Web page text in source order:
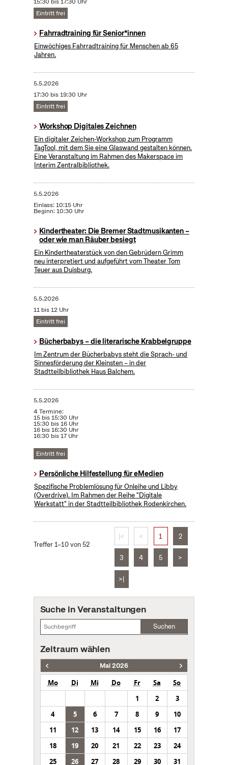
15:30 bis 17:30 Uhr
Eintritt frei
Fahrradtraining für Senior*innen
Einwöchiges Fahrradtraining für Menschen ab 65
Jahren.
5.5.2026
17:30 bis 19:30 Uhr
Eintritt frei
Workshop Digitales Zeichnen
Ein digitaler Zeichen-Workshop zum Programm
TagTool, mit dem Sie eine Glaswand gestalten können.
Eine Veranstaltung im Rahmen des Makerspace im
Interim Zentralbibliothek.
5.5.2026
Einlass: 10:15 Uhr
Beginn: 10:30 Uhr
Kindertheater: Die Bremer Stadtmusikanten –
oder wie man Räuber besiegt
Ein Kindertheaterstück von den Gebrüdern Grimm
neu interpretiert und aufgeführt vom Theater Tom
Teuer aus Duisburg.
5.5.2026
11 bis 12 Uhr
Eintritt frei
Bücherbabys – die literarische Krabbelgruppe
Im Zentrum der Bücherbabys steht die Sprach- und
Sinnesförderung der Kleinsten – in der
Stadtteilbibliothek Haus Balchem.
5.5.2026
4 Termine:
15 bis 15:30 Uhr
15:30 bis 16 Uhr
16 bis 16:30 Uhr
16:30 bis 17 Uhr
Eintritt frei
Persönliche Hilfestellung für eMedien
Spezifische Problemlösung für Onleihe und Libby
(Overdrive). Im Rahmen der Reihe "Digitale
Werkstatt" in der Stadtteilbibliothek Rodenkirchen.
Treffer 1–10 von 52
|< < 1 2
3 4 5 >
>|
Suche in Veranstaltungen
Suchen
Zeitraum wählen
Mai 2026
Mo Di Mi Do Fr Sa
So
1
2
3
4
5 6 7 8 9
10
11
12 13 14 15 16
17
18
19 20 21 22 23
24
25
26 27 28 29 30 31